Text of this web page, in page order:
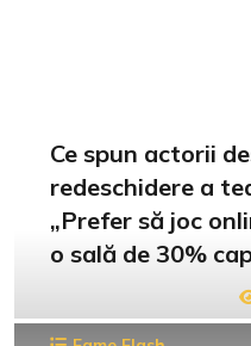
Ce spun actorii
redeschidere a
„Prefer să joc
o sală de 30%